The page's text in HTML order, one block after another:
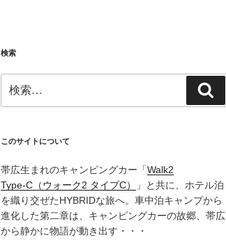
検索
索:
索
このサイトについて
帯広生まれのキャンピングカー「Walk2
Type‑C（ウォーク2 タイプC）
」と共に、ホテル泊
を織り交ぜたHYBRIDな旅へ。車中泊キャンプから
進化した第二章は、キャンピングカーの故郷、帯広
から静かに物語が動き出す・・・